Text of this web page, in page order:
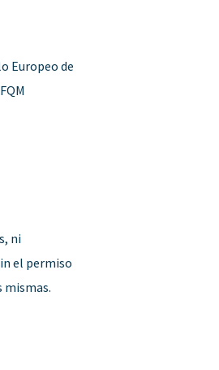
Europeo de
ni
el permiso
mismas.